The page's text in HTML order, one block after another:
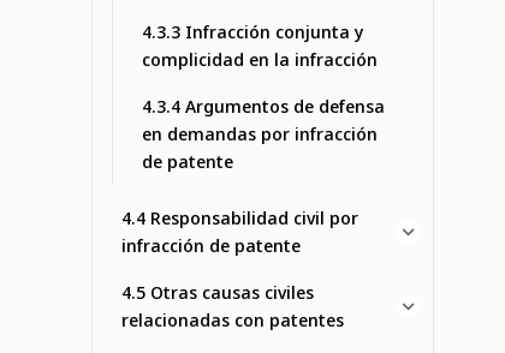
4.3.3 Infracción conjunta y
complicidad en la infracción
4.3.4 Argumentos de defensa
en demandas por infracción
de patente
4.4 Responsabilidad civil por
infracción de patente
4.5 Otras causas civiles
relacionadas con patentes